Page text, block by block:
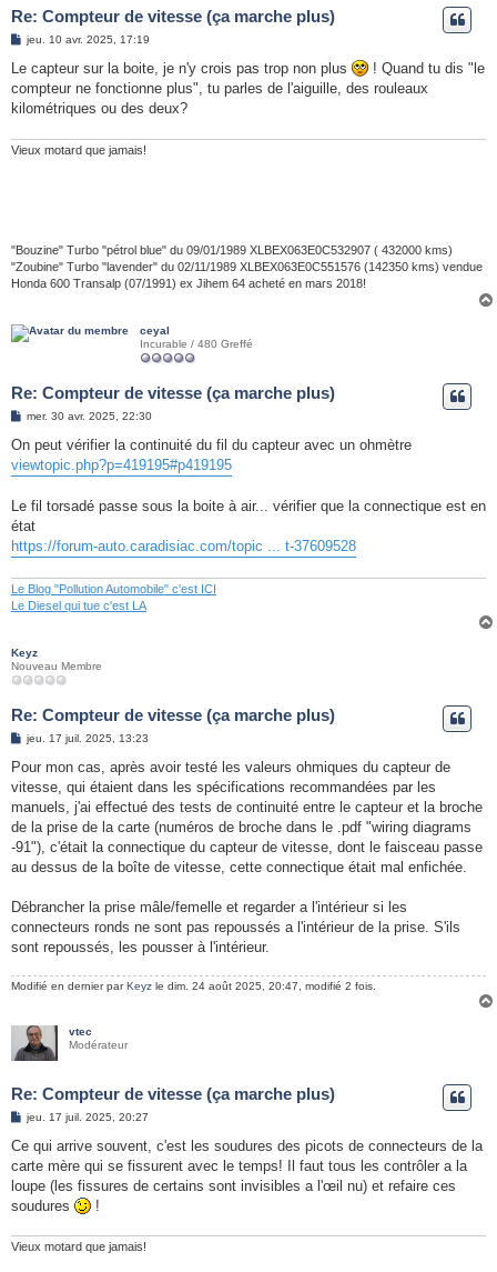
Re: Compteur de vitesse (ça marche plus)
M
s
a
g
jeu. 10 avr. 2025, 17:19
Le capteur sur la boite, je n'y crois pas trop non plus
! Quand tu dis "le
compteur ne fonctionne plus", tu parles de l'aiguille, des rouleaux
kilométriques ou des deux?
Vieux motard que jamais!
"Bouzine" Turbo "pétrol blue" du 09/01/1989 XLBEX063E0C532907 ( 432000 kms)
"Zoubine" Turbo "lavender" du 02/11/1989 XLBEX063E0C551576 (142350 kms) vendue
Honda 600 Transalp (07/1991) ex Jihem 64 acheté en mars 2018!
ceyal
Incurable / 480 Greffé
Re: Compteur de vitesse (ça marche plus)
M
s
a
mer. 30 avr. 2025, 22:30
On peut vérifier la continuité du fil du capteur avec un ohmètre
viewtopic.php?p=419195#p419195
Le fil torsadé passe sous la boite à air... vérifier que la connectique est en
état
https://forum-auto.caradisiac.com/topic ... t-37609528
Le Blog "Pollution Automobile" c'est ICI
Le Diesel qui tue c'est LA
Keyz
Nouveau Membre
Re: Compteur de vitesse (ça marche plus)
M
s
a
g
jeu. 17 juil. 2025, 13:23
Pour mon cas, après avoir testé les valeurs ohmiques du capteur de
vitesse, qui étaient dans les spécifications recommandées par les
manuels, j'ai effectué des tests de continuité entre le capteur et la broche
de la prise de la carte (numéros de broche dans le .pdf "wiring diagrams
-91"), c'était la connectique du capteur de vitesse, dont le faisceau passe
au dessus de la boîte de vitesse, cette connectique était mal enfichée.
Débrancher la prise mâle/femelle et regarder a l'intérieur si les
connecteurs ronds ne sont pas repoussés a l'intérieur de la prise. S'ils
sont repoussés, les pousser à l'intérieur.
Modifié en dernier parKeyz le dim. 24 août 2025, 20:47, modifié 2 fois.
vtec
Modérateur
Re: Compteur de vitesse (ça marche plus)
M
s
a
g
jeu. 17 juil. 2025, 20:27
Ce qui arrive souvent, c'est les soudures des picots de connecteurs de la
carte mère qui se fissurent avec le temps! Il faut tous les contrôler a la
loupe (les fissures de certains sont invisibles a l'œil nu) et refaire ces
soudures
!
Vieux motard que jamais!